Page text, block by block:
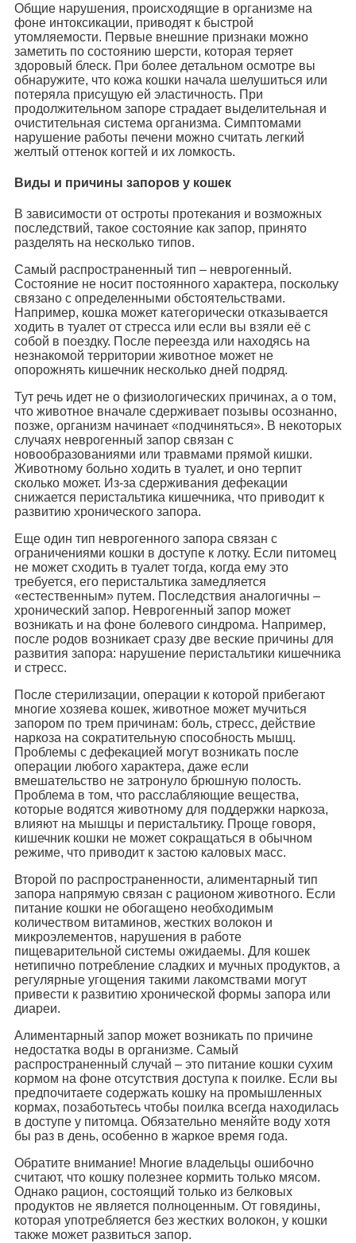
Общие нарушения, происходящие в организме на
фоне интоксикации, приводят к быстрой
утомляемости. Первые внешние признаки можно
заметить по состоянию шерсти, которая теряет
здоровый блеск. При более детальном осмотре вы
обнаружите, что кожа кошки начала шелушиться или
потеряла присущую ей эластичность. При
продолжительном запоре страдает выделительная и
очистительная система организма. Симптомами
нарушение работы печени можно считать легкий
желтый оттенок когтей и их ломкость.
Виды и причины запоров у кошек
В зависимости от остроты протекания и возможных
последствий, такое состояние как запор, принято
разделять на несколько типов.
Самый распространенный тип – неврогенный.
Состояние не носит постоянного характера, поскольку
связано с определенными обстоятельствами.
Например, кошка может категорически отказывается
ходить в туалет от стресса или если вы взяли её с
собой в поездку. После переезда или находясь на
незнакомой территории животное может не
опорожнять кишечник несколько дней подряд.
Тут речь идет не о физиологических причинах, а о том,
что животное вначале сдерживает позывы осознанно,
позже, организм начинает «подчиняться». В некоторых
случаях неврогенный запор связан с
новообразованиями или травмами прямой кишки.
Животному больно ходить в туалет, и оно терпит
сколько может. Из-за сдерживания дефекации
снижается перистальтика кишечника, что приводит к
развитию хронического запора.
Еще один тип неврогенного запора связан с
ограничениями кошки в доступе к лотку. Если питомец
не может сходить в туалет тогда, когда ему это
требуется, его перистальтика замедляется
«естественным» путем. Последствия аналогичны –
хронический запор. Неврогенный запор может
возникать и на фоне болевого синдрома. Например,
после родов возникает сразу две веские причины для
развития запора: нарушение перистальтики кишечника
и стресс.
После стерилизации, операции к которой прибегают
многие хозяева кошек, животное может мучиться
запором по трем причинам: боль, стресс, действие
наркоза на сократительную способность мышц.
Проблемы с дефекацией могут возникать после
операции любого характера, даже если
вмешательство не затронуло брюшную полость.
Проблема в том, что расслабляющие вещества,
которые водятся животному для поддержки наркоза,
влияют на мышцы и перистальтику. Проще говоря,
кишечник кошки не может сокращаться в обычном
режиме, что приводит к застою каловых масс.
Второй по распространенности, алиментарный тип
запора напрямую связан с рационом животного. Если
питание кошки не обогащено необходимым
количеством витаминов, жестких волокон и
микроэлементов, нарушения в работе
пищеварительной системы ожидаемы. Для кошек
нетипично потребление сладких и мучных продуктов, а
регулярные угощения такими лакомствами могут
привести к развитию хронической формы запора или
диареи.
Алиментарный запор может возникать по причине
недостатка воды в организме. Самый
распространенный случай – это питание кошки сухим
кормом на фоне отсутствия доступа к поилке. Если вы
предпочитаете содержать кошку на промышленных
кормах, позаботьтесь чтобы поилка всегда находилась
в доступе у питомца. Обязательно меняйте воду хотя
бы раз в день, особенно в жаркое время года.
Обратите внимание! Многие владельцы ошибочно
считают, что кошку полезнее кормить только мясом.
Однако рацион, состоящий только из белковых
продуктов не является полноценным. От говядины,
которая употребляется без жестких волокон, у кошки
также может развиться запор.